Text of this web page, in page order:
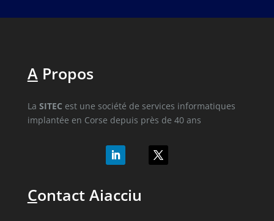
APropos
La SITEC est une société de services informatiques
implantée en Corse depuis près de 40 ans
Contact Aiacciu